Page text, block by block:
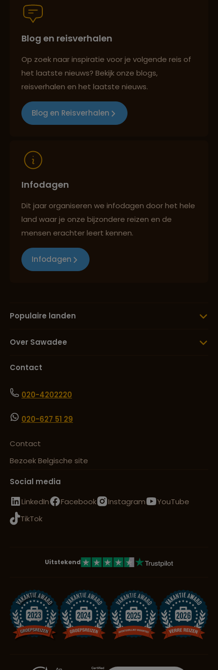
Persoonlijk en deskundig reisadvies
Best beoordeelde reisroutes
Blog en reisverhalen
Op zoek naar inspiratie voor je volgende reis of
het laatste nieuws? Bekijk onze blogs,
reisverhalen en het laatste nieuws.
Blog en Reisverhalen
Infodagen
Dit jaar organiseren we infodagen door het hele
land waar je onze bijzondere reizen en de
mensen erachter leert kennen.
Infodagen
Populaire landen
Over Sawadee
Contact
020-4202220
020-627 51 29
Contact
Bezoek Belgische site
Social media
LinkedIn
Facebook Instagram
YouTube
TikTok
Uitstekend